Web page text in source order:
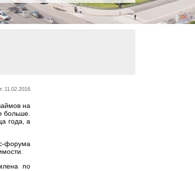
11.02.2016
на
больше.
года, а
форума
по